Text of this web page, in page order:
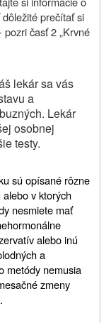
prečítať si
časť 2 „Krvné
lekár sa vás
a
Lekár
osobnej
testy.
sú opísané rôzne
v ktorých
nesmiete mať
alebo inú
a
metódy nemusia
zmeny